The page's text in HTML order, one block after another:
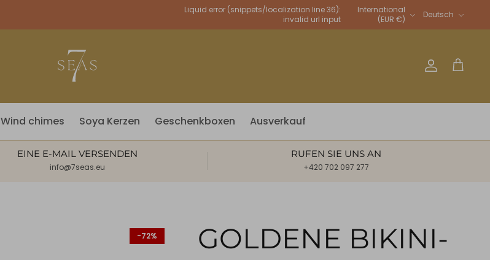
Liquid error (snippets/localization line 36):
invalid url input
International
(EUR €)
Deutsch
AccountWarenkorb
Wind chimes Soya Kerzen Geschenkboxen Ausverkauf
EINE E-MAIL VERSENDEN
info@7seas.eu
RUFEN SIE UNS AN
+420 702 097 277
-72%
GOLDENE BIKINI-